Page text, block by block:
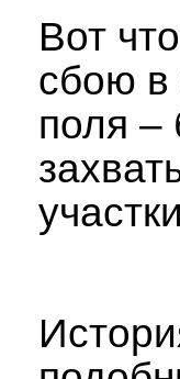
Вот
сбою в
поля –